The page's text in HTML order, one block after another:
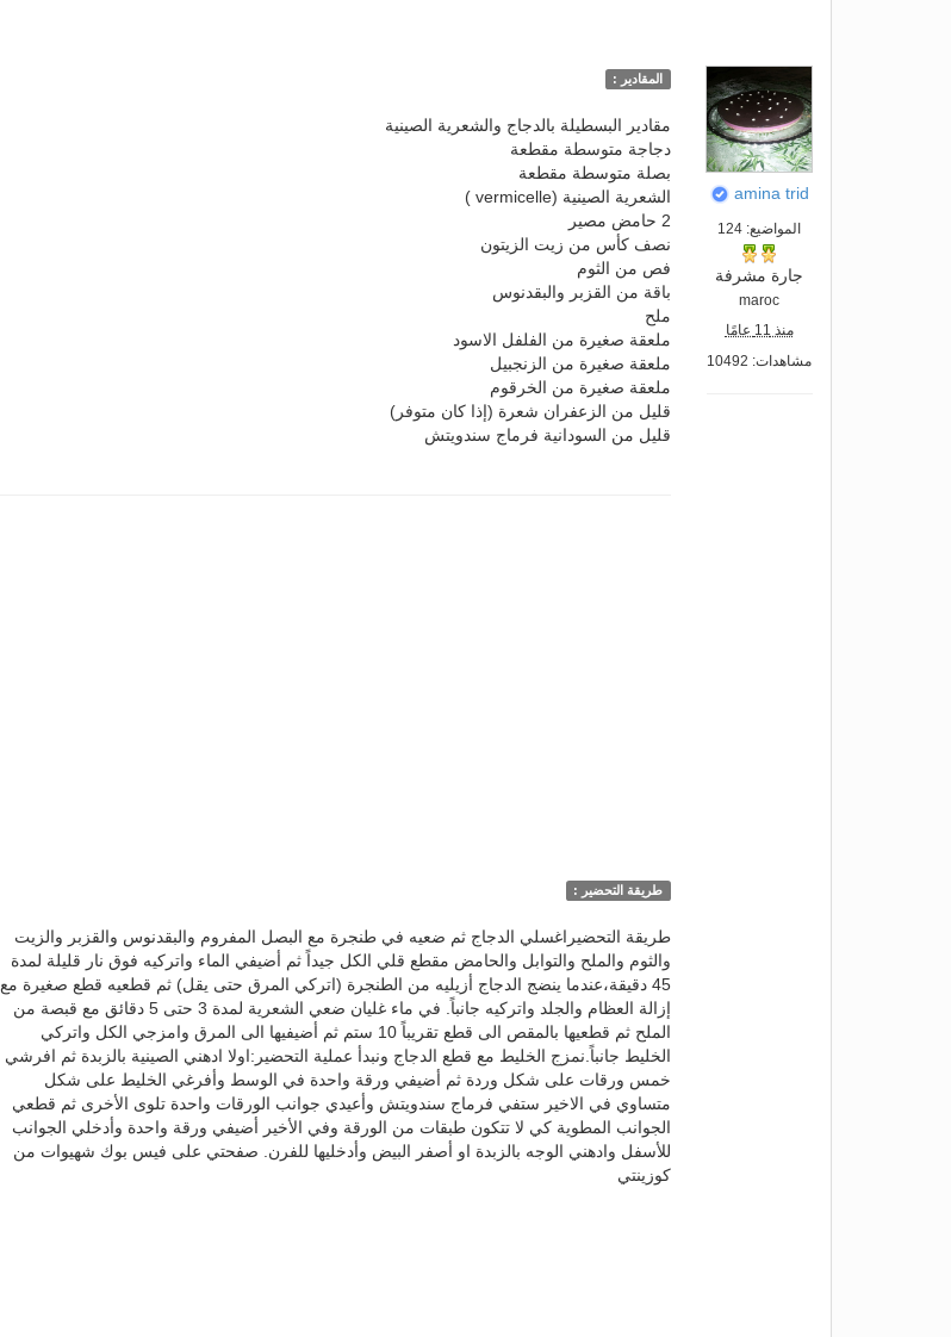
amina trid
المواضيع: 124
جارة مشرفة
maroc
منذ 11 عامًا
مشاهدات: 10492
المقادير :
مقادير البسطيلة بالدجاج والشعرية الصينية
دجاجة متوسطة مقطعة
بصلة متوسطة مقطعة
الشعرية الصينية (vermicelle )
2 حامض مصير
نصف كأس من زيت الزيتون
فص من الثوم
باقة من القزبر والبقدنوس
ملح
ملعقة صغيرة من الفلفل الاسود
ملعقة صغيرة من الزنجبيل
ملعقة صغيرة من الخرقوم
قليل من الزعفران شعرة (إذا كان متوفر)
قليل من السودانية فرماج سندويتش
طريقة التحضير :
طريقة التحضيراغسلي الدجاج ثم ضعيه في طنجرة مع البصل المفروم والبقدنوس والقزبر والزيت
والثوم والملح والتوابل والحامض مقطع قلي الكل جيداً ثم أضيفي الماء واتركيه فوق نار قليلة لمدة
45 دقيقة،عندما ينضج الدجاج أزيليه من الطنجرة (اتركي المرق حتى يقل) ثم قطعيه قطع صغيرة مع
إزالة العظام والجلد واتركيه جانباً. في ماء غليان ضعي الشعرية لمدة 3 حتى 5 دقائق مع قبصة من
الملح ثم قطعيها بالمقص الى قطع تقريباً 10 ستم ثم أضيفيها الى المرق وامزجي الكل واتركي
الخليط جانباً.نمزج الخليط مع قطع الدجاج ونبدأ عملية التحضير:اولا ادهني الصينية بالزبدة ثم افرشي
خمس ورقات على شكل وردة ثم أضيفي ورقة واحدة في الوسط وأفرغي الخليط على شكل
متساوي في الاخير ستفي فرماج سندويتش وأعيدي جوانب الورقات واحدة تلوى الأخرى ثم قطعي
الجوانب المطوية كي لا تتكون طبقات من الورقة وفي الأخير أضيفي ورقة واحدة وأدخلي الجوانب
للأسفل وادهني الوجه بالزبدة او أصفر البيض وأدخليها للفرن. صفحتي على فيس بوك شهيوات من
كوزينتي